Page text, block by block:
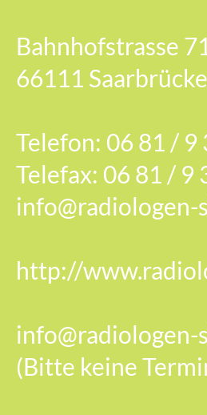
Bahnhofstrasse
66111
Telefon: 06 81 / 9
Telefax: 06 81 / 9
info@radiologen-
http://
info@radiologen-
(Bitte keine